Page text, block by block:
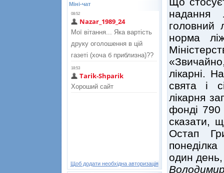
Міні-чат
Щоб додати необхідна авторизація
надання
головний
норма
лікарні.
свята і
лікарня
фонді
сказати,
Остап
один день,